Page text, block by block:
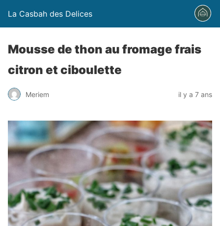
La Casbah des Delices
Mousse de thon au fromage frais
citron et ciboulette
Meriem il y a 7 ans